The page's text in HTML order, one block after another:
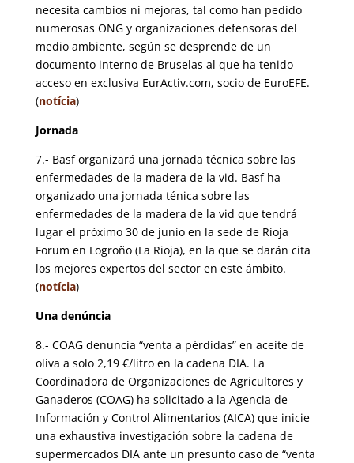
necesita cambios ni mejoras, tal como han pedido
numerosas ONG y organizaciones defensoras del
medio ambiente, según se desprende de un
documento interno de Bruselas al que ha tenido
acceso en exclusiva EurActiv.com, socio de EuroEFE.
(notícia)
Jornada
7.- Basf organizará una jornada técnica sobre las
enfermedades de la madera de la vid. Basf ha
organizado una jornada ténica sobre las
enfermedades de la madera de la vid que tendrá
lugar el próximo 30 de junio en la sede de Rioja
Forum en Logroño (La Rioja), en la que se darán cita
los mejores expertos del sector en este ámbito.
(notícia)
Una denúncia
8.- COAG denuncia “venta a pérdidas” en aceite de
oliva a solo 2,19 €/litro en la cadena DIA. La
Coordinadora de Organizaciones de Agricultores y
Ganaderos (COAG) ha solicitado a la Agencia de
Información y Control Alimentarios (AICA) que inicie
una exhaustiva investigación sobre la cadena de
supermercados DIA ante un presunto caso de “venta